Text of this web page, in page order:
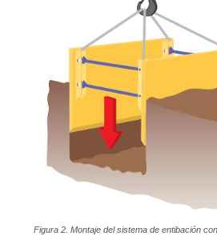
Figura 2. Montaje del sistema de entibación